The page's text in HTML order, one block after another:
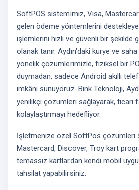
SoftPOS sistemimiz, Visa,
gelen ödeme yöntemlerini
işlemlerini hızlı ve güvenli bir şekilde
olanak tanır. Aydın'daki kurye ve
yönelik çözümlerimizle, fiziksel bir
duymadan, sadece Android akıllı
imkânı sunuyoruz. Bink Teknoloji,
yenilikçi çözümleri sağlayarak, ticari
kolaylaştırmayı hedefliyor.
İşletmenize özel SoftPos çözümleri
Mastercard, Discover, Troy kart
temassız kartlardan kendi mobil
tahsilat yapabilirsiniz.